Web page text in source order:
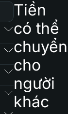
Tiền
có thể
chuyển
cho
người
khác